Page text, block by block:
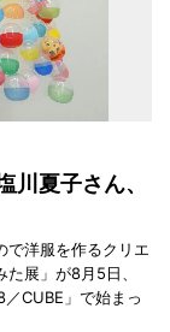
川夏子さん、
で洋服を作るクリエ
展」が8月5日、
CUBE」で始まっ